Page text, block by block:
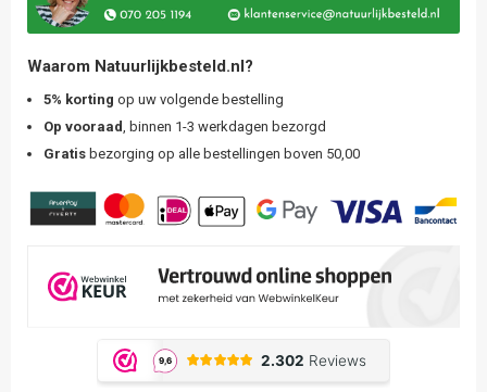
Waarom Natuurlijkbesteld.nl?
5% korting op uw volgende bestelling
Op vooraad
, binnen 1-3 werkdagen bezorgd
Gratis bezorging op alle bestellingen boven 50,00